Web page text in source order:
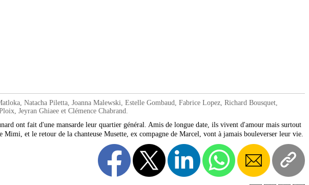
Natacha Piletta, Joanna Malewski, Estelle Gombaud, Fabrice Lopez, Richard Bousquet,
Jeyran Ghiaee et Clémence Chabrand.
ont fait d'une mansarde leur quartier général. Amis de longue date, ils vivent d'amour mais surtout
et le retour de la chanteuse Musette, ex compagne de Marcel, vont à jamais bouleverser leur vie.